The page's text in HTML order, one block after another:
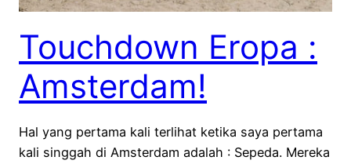
Touchdown Eropa :
Amsterdam!
Hal yang pertama kali terlihat ketika saya pertama
kali singgah di Amsterdam adalah : Sepeda. Mereka